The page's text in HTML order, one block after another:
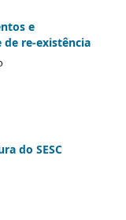
e
de re-existência
do SESC